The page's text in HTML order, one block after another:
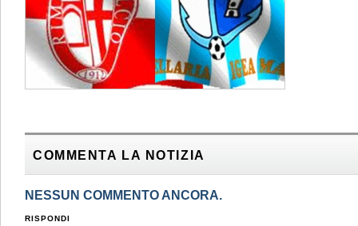
COMMENTA LA NOTIZIA
NESSUN COMMENTO ANCORA.
RISPONDI